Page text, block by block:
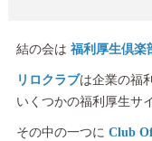
結の会は 福利厚生倶
リロクラブは企業の福
いくつかの福利厚生サ
その中の一つに Club